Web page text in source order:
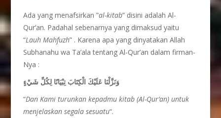
Ada yang menafsirkan ”al-kitab” disini adalah Al-
Qur’an. Padahal sebenarnya yang dimaksud yaitu
“Lauh Mahfuzh” . Karena apa yang dinyatakan Allah
Subhanahu wa Ta’ala tentang Al-Qur’an dalam firman-
Nya :
وَنَزَّلْنَا عَلَيْكَ الْكِتَابَ تِبْيَانًا لِكُلِّ شَيْءٍ
“Dan Kami turunkan kepadmu kitab (Al-Qur’an) untuk
menjelaskan segala sesuatu“.